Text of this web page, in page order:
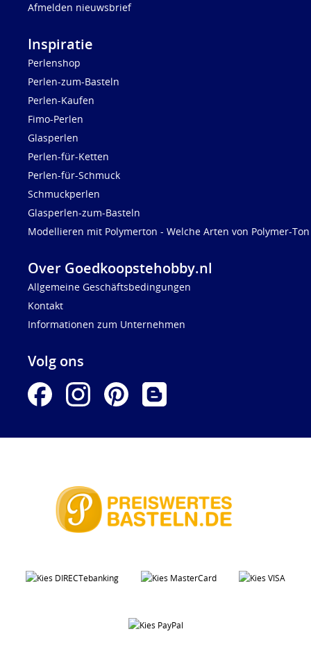
Afmelden nieuwsbrief
Inspiratie
Perlenshop
Perlen-zum-Basteln
Perlen-Kaufen
Fimo-Perlen
Glasperlen
Perlen-für-Ketten
Perlen-für-Schmuck
Schmuckperlen
Glasperlen-zum-Basteln
Modellieren mit Polymerton - Welche Arten von Polymer-
Over Goedkoopstehobby.nl
Allgemeine Geschäftsbedingungen
Kontakt
Informationen zum Unternehmen
Volg ons